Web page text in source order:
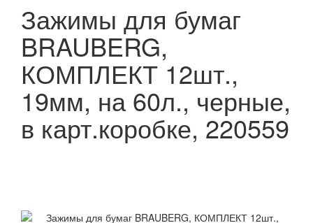
Зажимы для бумаг
BRAUBERG,
КОМПЛЕКТ 12шт.,
19мм, на 60л., черные,
в карт.коробке, 220559